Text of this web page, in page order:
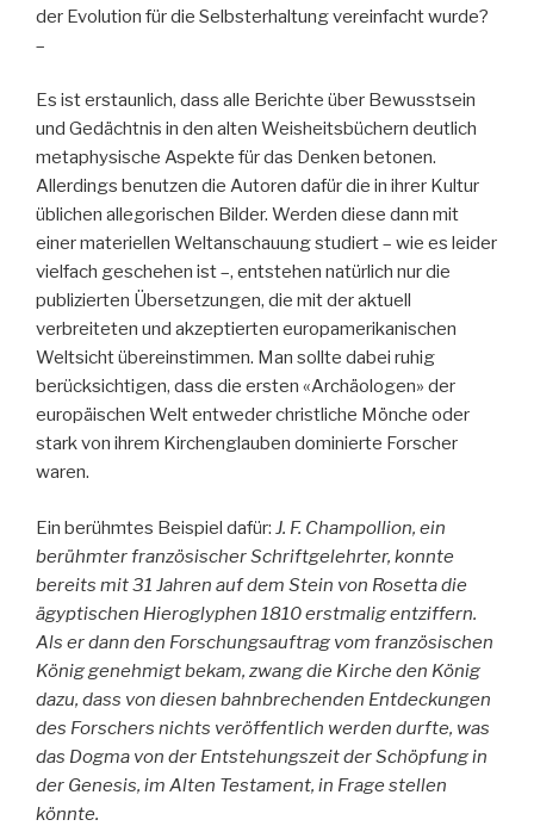
der Evolution für die Selbsterhaltung vereinfacht wurde?
–
Es ist erstaunlich, dass alle Berichte über Bewusstsein
und Gedächtnis in den alten Weisheitsbüchern deutlich
metaphysische Aspekte für das Denken betonen.
Allerdings benutzen die Autoren dafür die in ihrer Kultur
üblichen allegorischen Bilder. Werden diese dann mit
einer materiellen Weltanschauung studiert – wie es leider
vielfach geschehen ist –, entstehen natürlich nur die
publizierten Übersetzungen, die mit der aktuell
verbreiteten und akzeptierten europamerikanischen
Weltsicht übereinstimmen. Man sollte dabei ruhig
berücksichtigen, dass die ersten «Archäologen» der
europäischen Welt entweder christliche Mönche oder
stark von ihrem Kirchenglauben dominierte Forscher
waren.
Ein berühmtes Beispiel dafür: J. F. Champollion, ein
berühmter französischer Schriftgelehrter, konnte
bereits mit 31 Jahren auf dem Stein von Rosetta die
ägyptischen Hieroglyphen 1810 erstmalig entziffern.
Als er dann den Forschungsauftrag vom französischen
König genehmigt bekam, zwang die Kirche den König
dazu, dass von diesen bahnbrechenden Entdeckungen
des Forschers nichts veröffentlich werden durfte, was
das Dogma von der Entstehungszeit der Schöpfung in
der Genesis, im Alten Testament, in Frage stellen
könnte.